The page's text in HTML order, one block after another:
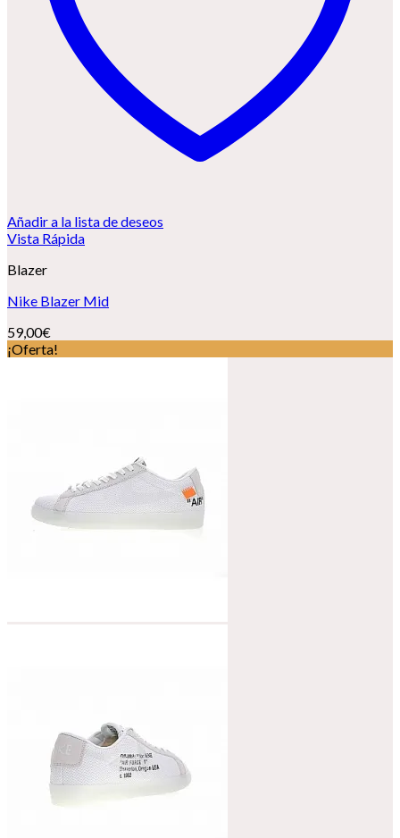
Añadir a la lista de deseos
Vista Rápida
Blazer
Nike Blazer Mid
59,00€
¡Oferta!